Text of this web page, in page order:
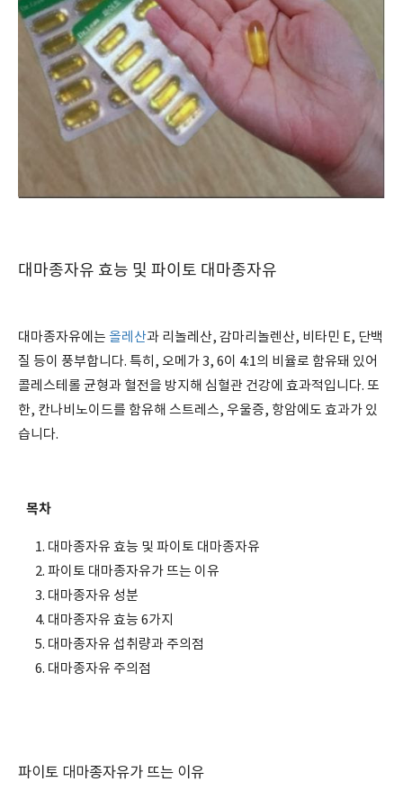
대마종자유 효능 및 파이토 대마종자유
대마종자유에는 올레산과 리놀레산, 감마리놀렌산, 비타민 E, 단백
질 등이 풍부합니다. 특히, 오메가 3, 6이 4:1의 비율로 함유돼 있어
콜레스테롤 균형과 혈전을 방지해 심혈관 건강에 효과적입니다. 또
한, 칸나비노이드를 함유해 스트레스, 우울증, 항암에도 효과가 있
습니다.
목차
대마종자유 효능 및 파이토 대마종자유
파이토 대마종자유가 뜨는 이유
대마종자유 성분
대마종자유 효능 6가지
대마종자유 섭취량과 주의점
대마종자유 주의점
파이토 대마종자유가 뜨는 이유